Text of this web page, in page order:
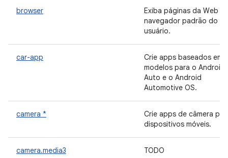
browser
Exiba páginas da Web
navegador padrão do
usuário.
car-app
Crie apps baseados em
modelos para o Android
Auto e o Android
Automotive OS.
camera *
Crie apps de câmera
dispositivos móveis.
camera.media3 TODO